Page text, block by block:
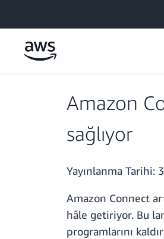
Amazon
sağlıyor
Yayınlanma Tarihi:
Amazon Connect
hâle getiriyor. Bu
programlarını